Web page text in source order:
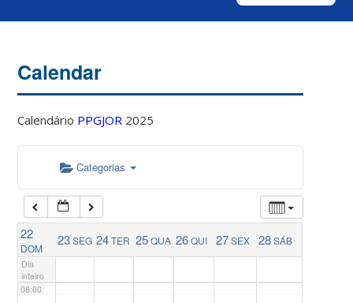
Calendar
Calendário PPGJOR 2025
Categorias
22
DOM
23SEG 24TER 25QUA 26QUI 27SEX 28SÁB
Dia
inteiro
05:00
06:00
07:00
08:00